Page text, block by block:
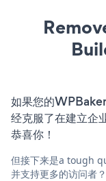
如果您的
经克服了在建立企
恭喜你！
但接下来是a tough
并支持更多的访问者？